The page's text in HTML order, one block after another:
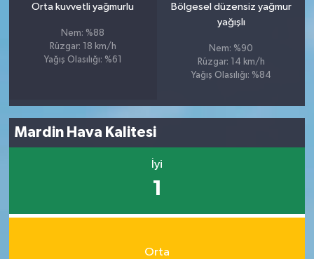
Orta kuvvetli yağmurlu
Nem: %88
Rüzgar: 18 km/h
Yağış Olasılığı: %61
Bölgesel düzensiz yağmur
yağışlı
Nem: %90
Rüzgar: 14 km/h
Yağış Olasılığı: %84
Mardin Hava Kalitesi
İyi
1
Orta